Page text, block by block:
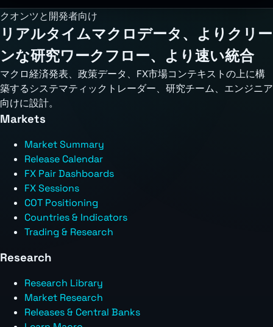
クオンツと開発者向け
リアルタイムマクロデータ、よりクリー
ンな研究ワークフロー、より速い統合
マクロ経済発表、政策データ、FX市場コンテキストの上に構
築するシステマティックトレーダー、研究チーム、エンジニア
向けに設計。
Markets
Market Summary
Release Calendar
FX Pair Dashboards
FX Sessions
COT Positioning
Countries & Indicators
Trading & Research
Research
Research Library
Market Research
Releases & Central Banks